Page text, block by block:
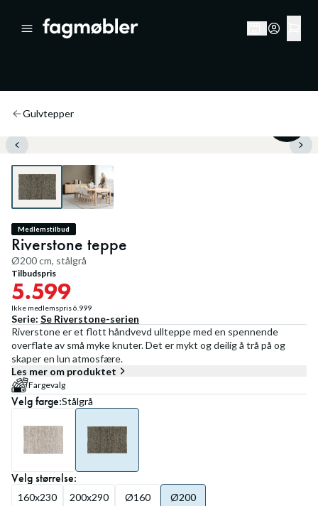
Gulvtepper
Medlemstilbud
Riverstone teppe
Ø200 cm, stålgrå
Tilbudspris
5.599
Ikke medlemspris6.999
Serie: Se Riverstone-serien
Riverstone er et flott håndvevd ullteppe med en spennende
overflate av små myke knuter. Det er mykt og deilig å trå på og
skaper en lun atmosfære.
Les mer om produktet
Fargevalg
Velgfarge:Stålgrå
Velgstørrelse:
160x230 200x290 Ø160 Ø200